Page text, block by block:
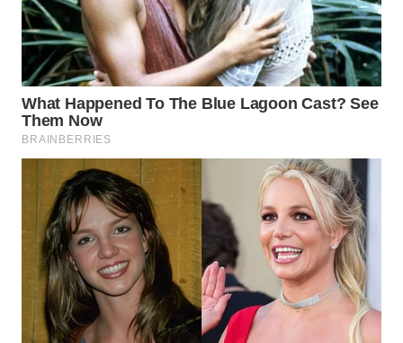
WAHANANEWS
CO ID
WAHANANEWS
NET
SPORT
WAHANA
UMKM
WAHANA
SELEB